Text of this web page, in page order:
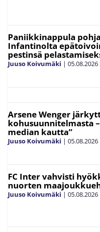
Paniikkinappula
Infantinolta
pestinsä
Juuso Koivumäki | 05.08.2026
Arsene Wenger
kohusuunnitelmasta
median kautta”
Juuso Koivumäki | 05.08.2026
FC Inter vahvisti
nuorten
Juuso Koivumäki | 05.08.2026